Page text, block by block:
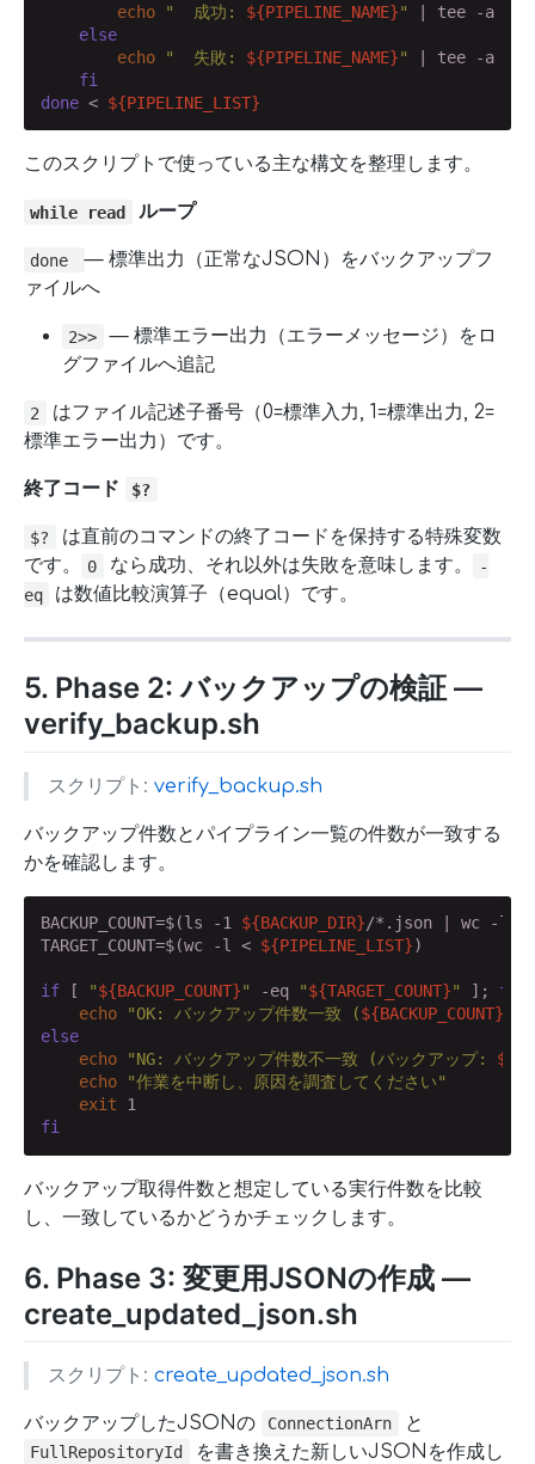
echo
"  成功: ${PIPELINE_NAME}" | tee -a
else
echo
"  失敗: ${PIPELINE_NAME}" | tee -a
fi
done < ${PIPELINE_LIST}
このスクリプトで使っている主な構文を整理します。
while read ループ
done
— 標準出力（正常なJSON）をバックアップフ
ァイルへ
2>>
— 標準エラー出力（エラーメッセージ）をロ
グファイルへ追記
2
はファイル記述子番号（0=標準入力, 1=標準出力, 2=
標準エラー出力）です。
終了コード $?
$?
は直前のコマンドの終了コードを保持する特殊変数
です。
0 なら成功、それ以外は失敗を意味します。
-
eq
は数値比較演算子（equal）です。
5. Phase 2: バックアップの検証 —
verify_backup.sh
スクリプト: verify_backup.sh
バックアップ件数とパイプライン一覧の件数が一致する
かを確認します。
BACKUP_COUNT=$(ls -1 ${BACKUP_DIR}/*.json | wc -l)
TARGET_COUNT=$(wc -l < ${PIPELINE_LIST})
if [ "${BACKUP_COUNT}" -eq "${TARGET_COUNT}" ];
echo
"OK: バックアップ件数一致 (${BACKUP_COUNT}
else
echo
"NG: バックアップ件数不一致 (バックアップ:
echo
"作業を中断し、原因を調査してください"
exit
fi
バックアップ取得件数と想定している実行件数を比較
し、一致しているかどうかチェックします。
6. Phase 3: 変更用JSONの作成 —
create_updated_json.sh
スクリプト: create_updated_json.sh
バックアップしたJSONの ConnectionArn と
FullRepositoryId
を書き換えた新しいJSONを作成し